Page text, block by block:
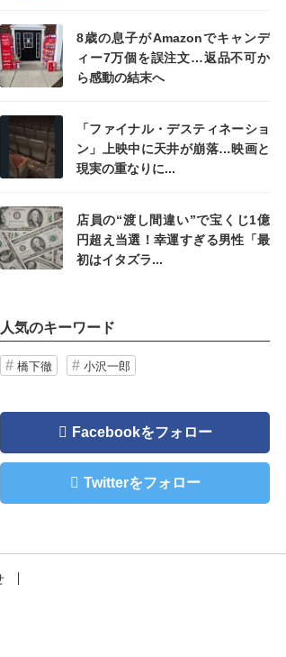
8歳の息子がAmazonでキャンデ
ィー7万個を誤注文…返品不可か
ら感動の結末へ
「ファイナル・デスティネーショ
ン」上映中に天井が崩落…映画と
現実の重なりに...
店員の“渡し間違い”で宝くじ1億
円超え当選！幸運すぎる男性「最
初はイタズラ...
人気のキーワード
橋下徹 小沢一郎
Facebookをフォロー
Twitterをフォロー